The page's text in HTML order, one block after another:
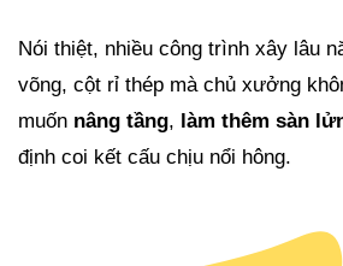
Nói thiệt, nhiều công trình xây lâu
võng, cột rỉ thép mà chủ xưởng
muốn nâng tầng, làm thêm sàn
định coi kết cấu chịu nổi hông.